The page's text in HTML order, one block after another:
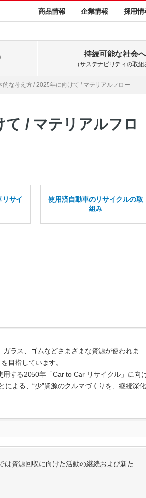
商品情報 企業情報 採用情
持続可能な社会へ
（サステナビリティの取組
的な考え方 / 2025年に向けて / マテリアルフロー
て / マテリアルフロ
リサイ
使用済自動車のリサイクルの取
組み
ラス、ゴムなどさまざまな資源が使われま
目指しています。
する2050年「Car to Car リサイクル」に向
よる、“少”資源のクルマづくりを、継続深化
資源回収に向けた活動の継続および新た